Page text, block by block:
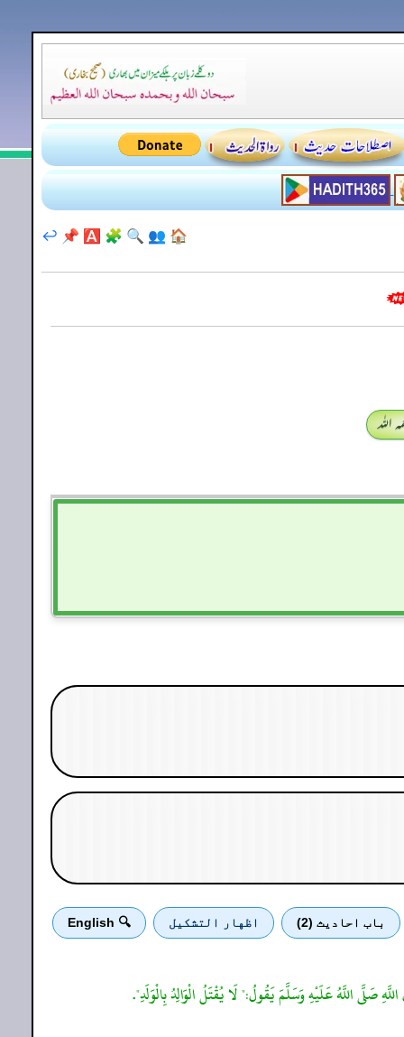
🏠
👥
🔍
🧩
🅰️
📌
↩️
اللہ
باب احادیث (2) اظهار التشكيل 🔍 English
صَلَّى اللَّهُ عَلَيْهِ وَسَلَّمَ يَقُولُ:" لَا يُقْتَلُ الْوَالِدُ بِالْوَلَدِ".